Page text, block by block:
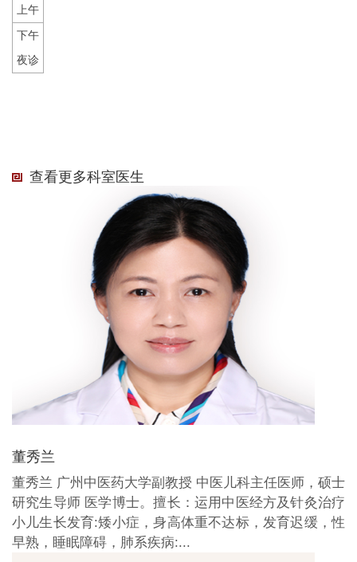
上午
下午
夜诊
查看更多科室医生
董秀兰
董秀兰 广州中医药大学副教授 中医儿科主任医师，硕士
研究生导师 医学博士。擅长：运用中医经方及针灸治疗
小儿生长发育:矮小症，身高体重不达标，发育迟缓，性
早熟，睡眠障碍，肺系疾病:...